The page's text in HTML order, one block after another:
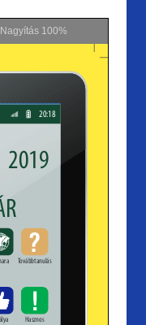
Nagyítás 100%